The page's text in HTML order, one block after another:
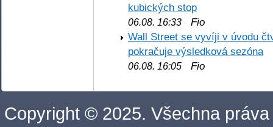
kubických stop
06.08. 16:33 Fio
Wall Street se vyvíji v úvodu
pokračuje výsledková sezóna
06.08. 16:05 Fio
Copyright © 2025. Všechna práva